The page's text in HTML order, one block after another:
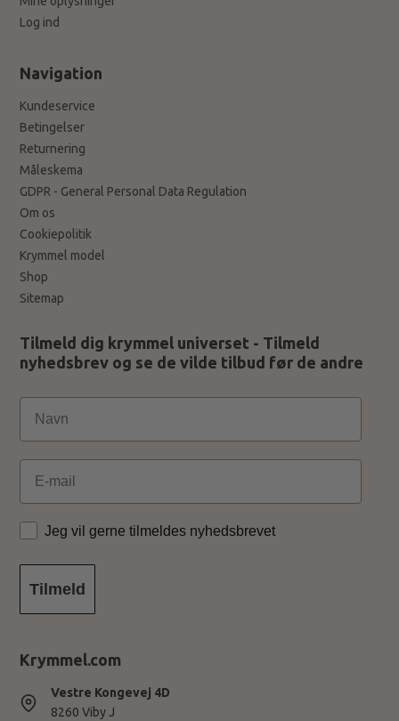
Log ind
Navigation
Kundeservice
Betingelser
Returnering
Måleskema
GDPR - General Personal Data Regulation
Om os
Cookiepolitik
Krymmel model
Shop
Sitemap
Tilmeld dig krymmel universet - Tilmeld
nyhedsbrev og se de vilde tilbud før de andre
Email
Jeg vil gerne tilmeldes nyhedsbrevet
Tilmeld
Krymmel.com
Vestre Kongevej 4D
8260 Viby J